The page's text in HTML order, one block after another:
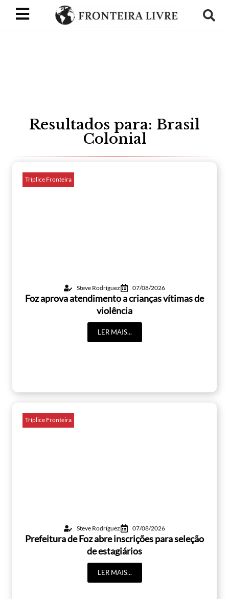
Resultados para: Brasil
Colonial
Tríplice Fronteira
Steve Rodríguez 07/08/2026
Foz aprova atendimento a crianças vítimas de
violência
LER MAIS...
Tríplice Fronteira
Steve Rodríguez 07/08/2026
Prefeitura de Foz abre inscrições para seleção
de estagiários
LER MAIS...